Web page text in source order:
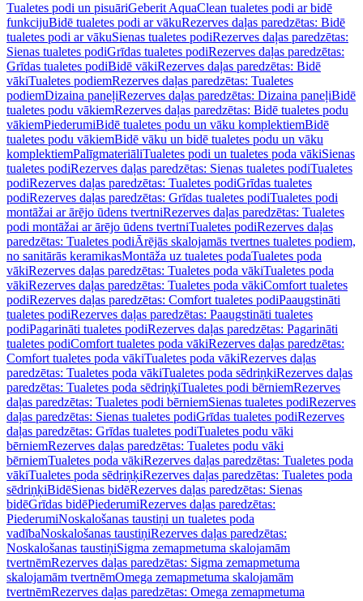
Tualetes podi un pisuāriGeberit AquaClean tualetes podi ar bidē
funkcijuBidē tualetes podi ar vākuRezerves daļas paredzētas: Bidē
tualetes podi ar vākuSienas tualetes podiRezerves daļas paredzētas:
Sienas tualetes podiGrīdas tualetes podiRezerves daļas paredzētas:
Grīdas tualetes podiBidē vākiRezerves daļas paredzētas: Bidē
vākiTualetes podiemRezerves daļas paredzētas: Tualetes
podiemDizaina paneļiRezerves daļas paredzētas: Dizaina paneļiBidē
tualetes podu vākiemRezerves daļas paredzētas: Bidē tualetes podu
vākiemPiederumiBidē tualetes podu un vāku komplektiemBidē
tualetes podu vākiemBidē vāku un bidē tualetes podu un vāku
komplektiemPalīgmateriāliTualetes podi un tualetes poda vākiSienas
tualetes podiRezerves daļas paredzētas: Sienas tualetes podiTualetes
podiRezerves daļas paredzētas: Tualetes podiGrīdas tualetes
podiRezerves daļas paredzētas: Grīdas tualetes podiTualetes podi
montāžai ar ārējo ūdens tvertniRezerves daļas paredzētas: Tualetes
podi montāžai ar ārējo ūdens tvertniTualetes podiRezerves daļas
paredzētas: Tualetes podiĀrējās skalojamās tvertnes tualetes podiem,
no sanitārās keramikasMontāža uz tualetes podaTualetes poda
vākiRezerves daļas paredzētas: Tualetes poda vākiTualetes poda
vākiRezerves daļas paredzētas: Tualetes poda vākiComfort tualetes
podiRezerves daļas paredzētas: Comfort tualetes podiPaaugstināti
tualetes podiRezerves daļas paredzētas: Paaugstināti tualetes
podiPagarināti tualetes podiRezerves daļas paredzētas: Pagarināti
tualetes podiComfort tualetes poda vākiRezerves daļas paredzētas:
Comfort tualetes poda vākiTualetes poda vākiRezerves daļas
paredzētas: Tualetes poda vākiTualetes poda sēdriņķiRezerves daļas
paredzētas: Tualetes poda sēdriņķiTualetes podi bērniemRezerves
daļas paredzētas: Tualetes podi bērniemSienas tualetes podiRezerves
daļas paredzētas: Sienas tualetes podiGrīdas tualetes podiRezerves
daļas paredzētas: Grīdas tualetes podiTualetes podu vāki
bērniemRezerves daļas paredzētas: Tualetes podu vāki
bērniemTualetes poda vākiRezerves daļas paredzētas: Tualetes poda
vākiTualetes poda sēdriņķiRezerves daļas paredzētas: Tualetes poda
sēdriņķiBidēSienas bidēRezerves daļas paredzētas: Sienas
bidēGrīdas bidēPiederumiRezerves daļas paredzētas:
PiederumiNoskalošanas taustiņi un tualetes poda
vadībaNoskalošanas taustiņiRezerves daļas paredzētas:
Noskalošanas taustiņiSigma zemapmetuma skalojamām
tvertnēmRezerves daļas paredzētas: Sigma zemapmetuma
skalojamām tvertnēmOmega zemapmetuma skalojamām
tvertnēmRezerves daļas paredzētas: Omega zemapmetuma